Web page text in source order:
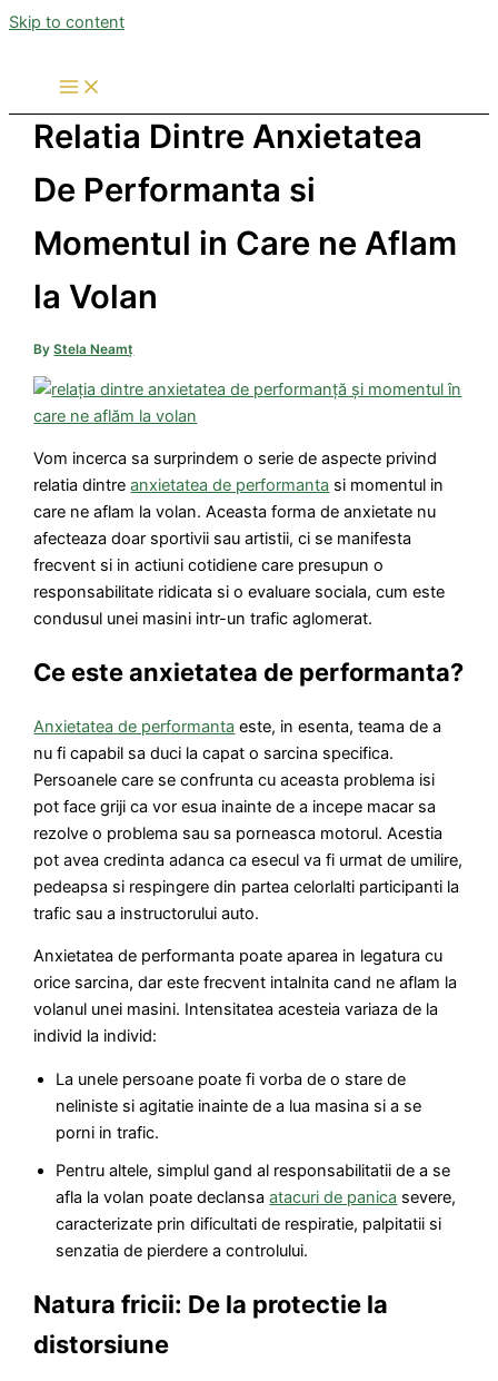
Skip to content
Relatia Dintre Anxietatea
De Performanta si
Momentul in Care ne Aflam
la Volan
ByStela Neamț
Vom incerca sa surprindem o serie de aspecte privind
relatia dintreanxietatea de performanta si momentul in
care ne aflam la volan. Aceasta forma de anxietate nu
afecteaza doar sportivii sau artistii, ci se manifesta
frecvent si in actiuni cotidiene care presupun o
responsabilitate ridicata si o evaluare sociala, cum este
condusul unei masini intr-un trafic aglomerat.
Ce este anxietatea de performanta?
Anxietatea de performanta este, in esenta, teama de a
nu fi capabil sa duci la capat o sarcina specifica.
Persoanele care se confrunta cu aceasta problema isi
pot face griji ca vor esua inainte de a incepe macar sa
rezolve o problema sau sa porneasca motorul. Acestia
pot avea credinta adanca ca esecul va fi urmat de umilire,
pedeapsa si respingere din partea celorlalti participanti la
trafic sau a instructorului auto.
Anxietatea de performanta poate aparea in legatura cu
orice sarcina, dar este frecvent intalnita cand ne aflam la
volanul unei masini. Intensitatea acesteia variaza de la
individ la individ:
La unele persoane poate fi vorba de o stare de
neliniste si agitatie inainte de a lua masina si a se
porni in trafic.
Pentru altele, simplul gand al responsabilitatii de a se
afla la volan poate declansaatacuri de panica severe,
caracterizate prin dificultati de respiratie, palpitatii si
senzatia de pierdere a controlului.
Natura fricii: De la protectie la
distorsiune